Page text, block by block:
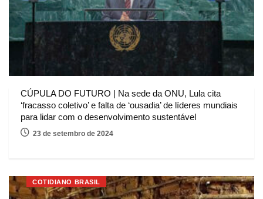
CÚPULA DO FUTURO | Na sede da ONU, Lula cita
‘fracasso coletivo’ e falta de ‘ousadia’ de líderes mundiais
para lidar com o desenvolvimento sustentável
23 de setembro de 2024
COTIDIANO BRASIL